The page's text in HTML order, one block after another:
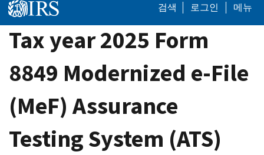
검색 로그인 메뉴
Tax year 2025 Form
8849 Modernized e-File
(MeF) Assurance
Testing System (ATS)